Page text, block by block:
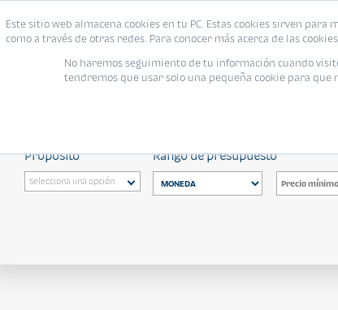
Este sitio web almacena cookies en tu PC. Estas cookies sirven
como a través de otras redes. Para conocer más acerca de las
No haremos seguimiento de tu información cuando
tendremos que usar solo una pequeña cookie para que
/ Todos/ Todas/ Todos
Propósito Rango de presupuesto